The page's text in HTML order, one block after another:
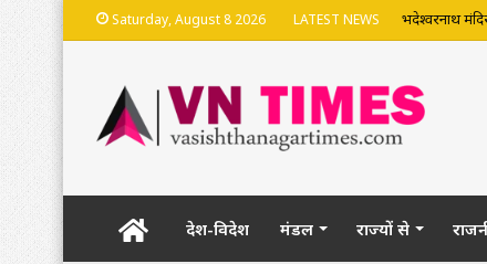
Saturday, August 8 2026 LATEST NEWS भदेश्वरनाथ
Homeदेश-विदेश मंडल राज्यों से